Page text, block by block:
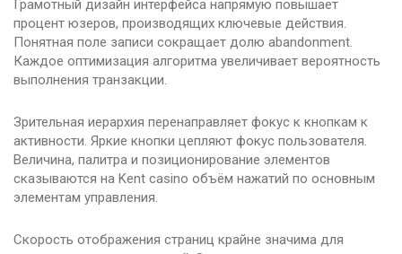
Грамотный дизайн интерфейса напрямую повышает
процент юзеров, производящих ключевые действия.
Понятная поле записи сокращает долю abandonment.
Каждое оптимизация алгоритма увеличивает вероятность
выполнения транзакции.
Зрительная иерархия перенаправляет фокус к кнопкам к
активности. Яркие кнопки цепляют фокус пользователя.
Величина, палитра и позиционирование элементов
сказываются на Kent casino объём нажатий по основным
элементам управления.
Скорость отображения страниц крайне значима для